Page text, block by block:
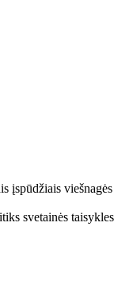
įspūdžiais
svetainės